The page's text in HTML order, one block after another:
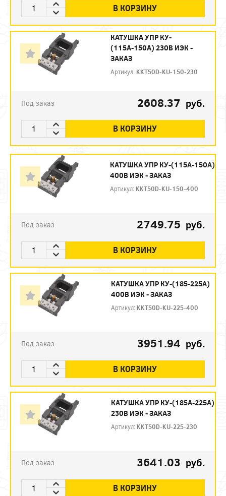
В КОРЗИНУ
КАТУШКА УПР КУ-
(115А-150А) 230В ИЭК -
ЗАКАЗ
Артикул: KKT50D-KU-150-230
Под заказ 2608.37 руб.
В КОРЗИНУ
КАТУШКА УПР КУ-(115А-150А)
400В ИЭК - ЗАКАЗ
Артикул: KKT50D-KU-150-400
Под заказ 2749.75 руб.
В КОРЗИНУ
КАТУШКА УПР КУ-(185-225А)
400В ИЭК - ЗАКАЗ
Артикул: KKT50D-KU-225-400
Под заказ 3951.94 руб.
В КОРЗИНУ
КАТУШКА УПР КУ-(185А-225А)
230В ИЭК - ЗАКАЗ
Артикул: KKT50D-KU-225-230
Под заказ 3641.03 руб.
В КОРЗИНУ